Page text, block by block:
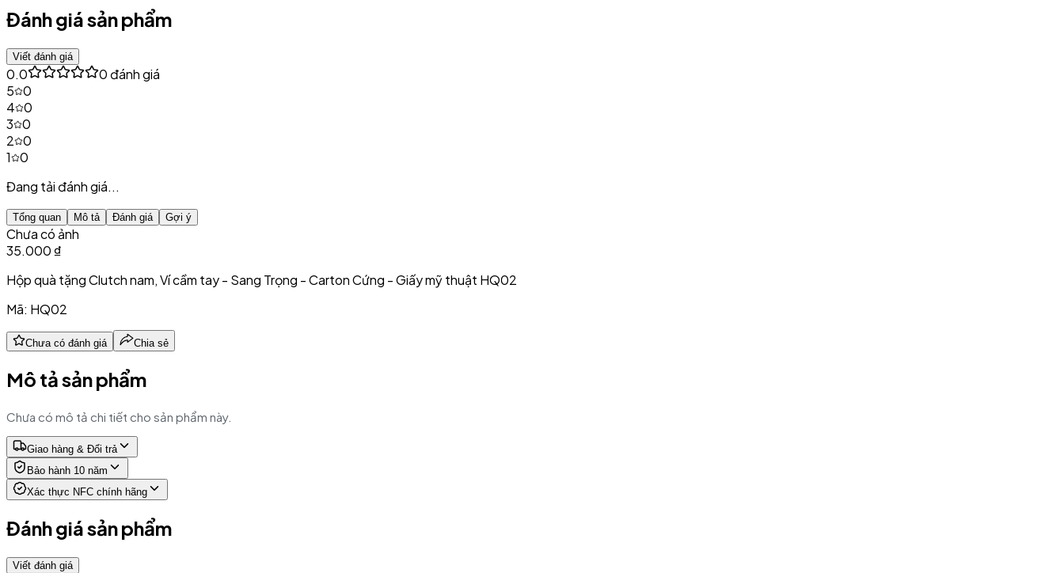
Đánh giá sản phẩm
Viết đánh giá
0.0 0 đánh giá
5 0
4 0
3 0
2 0
1
0
Đang tải đánh giá...
Tổng quan Mô tả Đánh giá Gợi ý
Chưa có ảnh
35.000 ₫
Hộp quà tặng Clutch nam, Ví cầm tay - Sang Trọng - Carton Cứng - Giấy mỹ thuật HQ02
Mã: HQ02
Chưa có đánh giá Chia sẻ
Mô tả sản phẩm
Chưa có mô tả chi tiết cho sản phẩm này.
Giao hàng & Đổi trả
Bảo hành 10 năm
Xác thực NFC chính hãng
Đánh giá sản phẩm
Viết đánh giá